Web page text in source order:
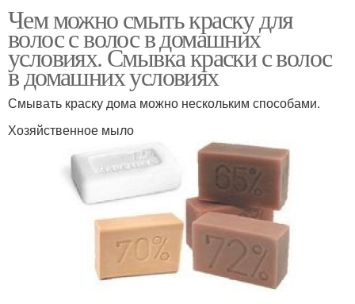
Чем можно смыть краску для
волос с волос в домашних
условиях. Смывка краски с волос
в домашних условиях
Смывать краску дома можно нескольким способами.
Хозяйственное мыло